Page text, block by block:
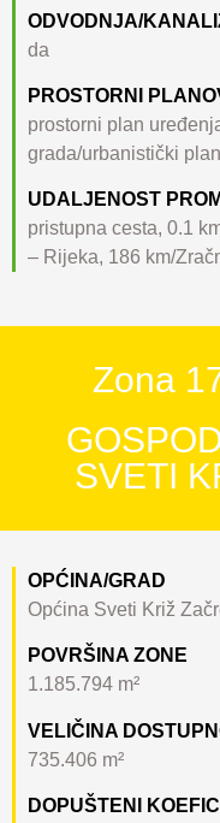
ODVODNJA/
da
PROSTORNI
prostorni plan
grada/urbanistički
UDALJENOST
pristupna cesta, 0.1
– Rijeka, 186 km/
Zona
SVETI
OPĆINA/GRAD
Općina Sveti Križ
POVRŠINA ZONE
1.185.794 m²
VELIČINA
735.406 m²
DOPUŠTENI